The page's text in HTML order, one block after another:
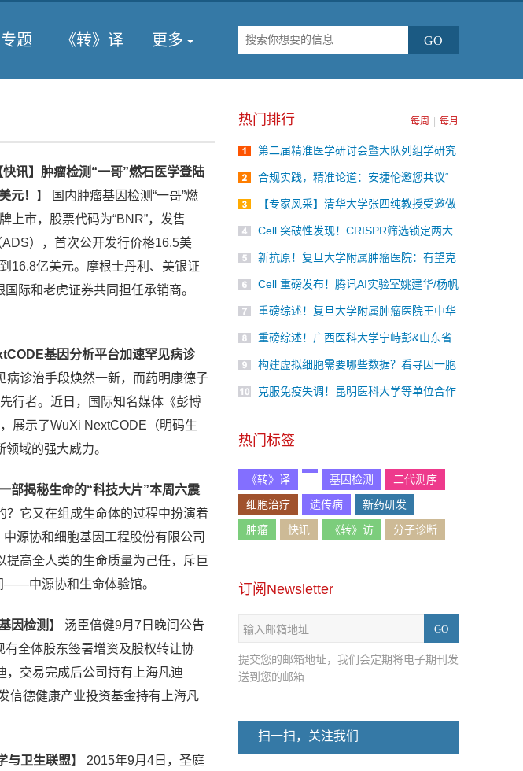
专题 《转》译 更多
快讯】肿瘤检测“一哥”燃石医学登陆
元！ 】
国内肿瘤基因检测“一哥”燃
上市，股票代码为“BNR”，发售
），首次公开发行价格16.5美
16.8亿美元。摩根士丹利、美银证
际和老虎证券共同担任承销商。
基因分析平台加速罕见病诊
病诊治手段焕然一新，而药明康德子
行者。近日，国际知名媒体《彭博
展示了WuXi NextCODE（明码生
域的强大威力。
部揭秘生命的“科技大片”本周六震
？它又在组成生命体的过程中扮演着
源协和细胞基因工程股份有限公司
高全人类的生命质量为己任，斥巨
——中源协和生命体验馆。
因检测】
汤臣倍健9月7日晚间公告
全体股东签署增资及股权转让协
，交易完成后公司持有上海凡迪
信德健康产业投资基金持有上海凡
与卫生联盟】
2015年9月4日，圣庭
热门排行 每月
每周
第二届精准医学研讨会暨大队列组学研究
白质组重磅国内首发！
合规实践，精准论道：安捷伦邀您共议“
【专家风采】清华大学张四纯教授受邀做
将于2026年9月18-19日在北京召开！
Cell 突破性发现！CRISPR筛选锁定两大
碍
新抗原！复旦大学附属肿瘤医院：有望克
Cell 重磅发布！腾讯AI实验室姚建华/杨帆
首次实现基因扰动与化学药物扰动的统一
建模
重磅综述！复旦大学附属肿瘤医院王中华
准治疗新策略
重磅综述！广西医科大学宁峙彭&山东省
疫苗，开启精准免疫治疗新时代
构建虚拟细胞需要哪些数据？看寻因一胞
克服免疫失调！昆明医科大学等单位合作
热门标签
《转》译 基因检测
二代测序
细胞治疗
遗传病
新药研发
肿瘤
快讯 《转》访 分子诊断
订阅Newsletter
提交您的邮箱地址，我们会定期将电子期刊发
送到您的邮箱
扫一扫，关注我们